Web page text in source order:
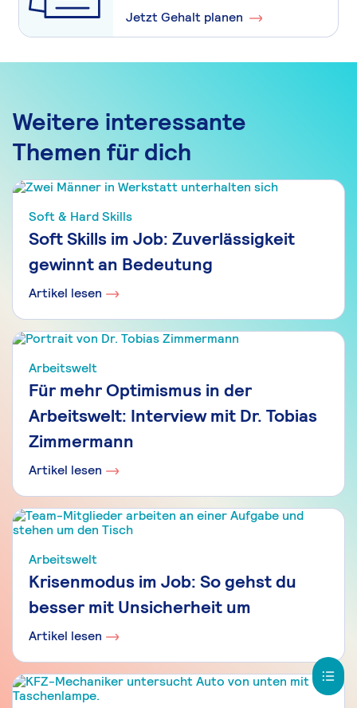
Jetzt Gehalt planen
Weitere interessante
Themen für dich
Soft & Hard Skills
Soft Skills im Job: Zuverlässigkeit
gewinnt an Bedeutung
Artikel lesen
Arbeitswelt
Für mehr Optimismus in der
Arbeitswelt: Interview mit Dr. Tobias
Zimmermann
Artikel lesen
Arbeitswelt
Krisenmodus im Job: So gehst du
besser mit Unsicherheit um
Artikel lesen